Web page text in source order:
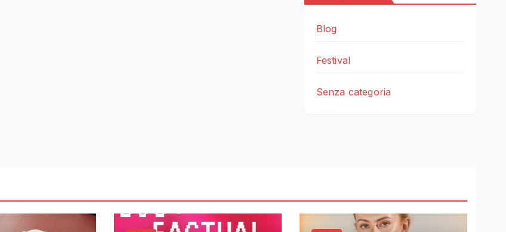
Blog
Festival
Senza categoria